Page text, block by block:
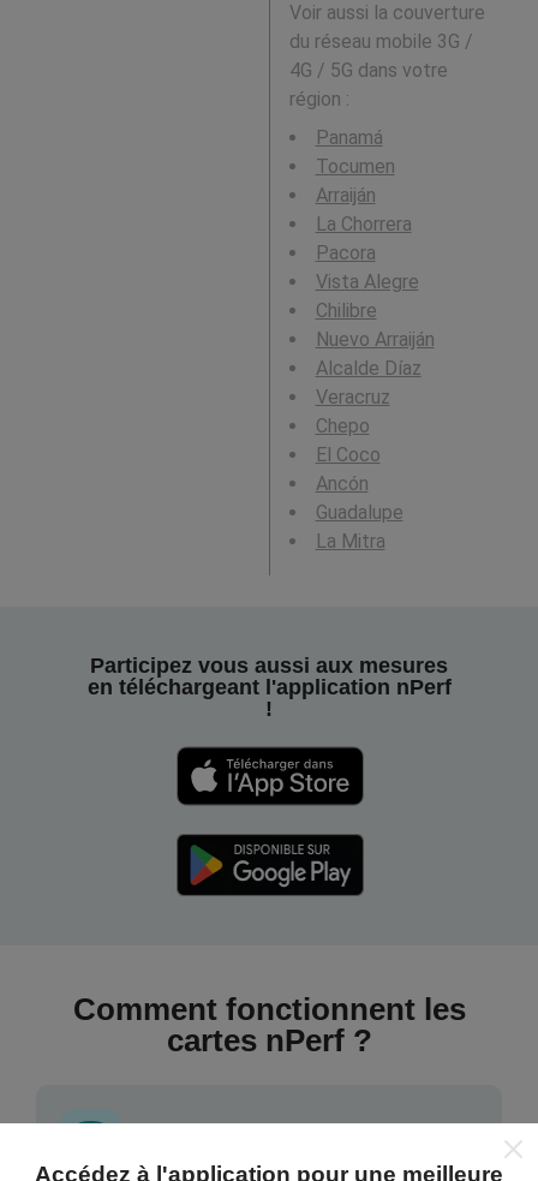
Voir aussi la couverture
du réseau mobile 3G /
4G / 5G dans votre
région :
Panamá
Tocumen
Arraiján
La Chorrera
Pacora
Vista Alegre
Chilibre
Nuevo Arraiján
Alcalde Díaz
Veracruz
Chepo
El Coco
Ancón
Guadalupe
La Mitra
Participez vous aussi aux mesures
en téléchargeant l'application nPerf
!
Comment fonctionnent les
cartes nPerf ?
Accédez à l'application pour une meilleure